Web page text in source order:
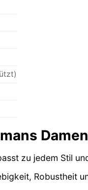
zu jedem Stil
Robustheit